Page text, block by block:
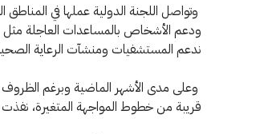
وتواصل اللجنة الدولية عملها في
ودعم الأشخاص بالمساعدات العاجلة مثل
ندعم المستشفيات ومنشآت الرعاية الصحية
وعلى مدى الأشهر الماضية وبرغم الظروف
قريبة من خطوط المواجهة المتغيرة، نفذت